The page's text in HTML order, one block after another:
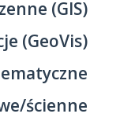
(GIS)
(GeoVis)
ścienne